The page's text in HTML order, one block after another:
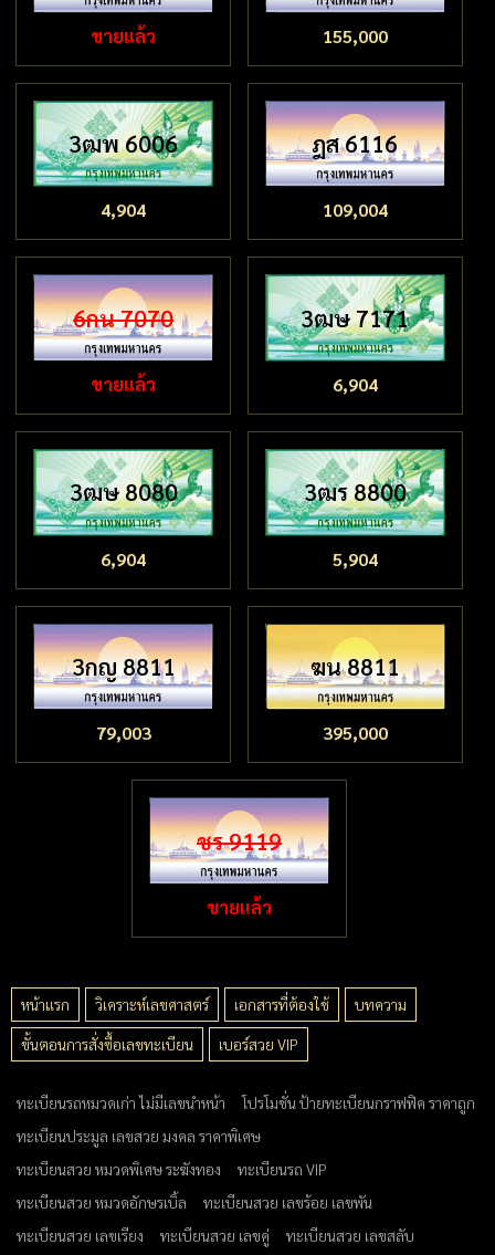
ขายแล้ว 155,000
3ฒพ 6006
4,904
ฎส 6116
109,004
6กน 7070
ขายแล้ว
3ฒษ 7171
6,904
3ฒษ 8080
6,904
3ฒร 8800
5,904
3กญ 8811
79,003
ฆน 8811
395,000
ชร 9119
ขายแล้ว
หน้าแรก วิเคราะห์เลขศาสตร์ เอกสารที่ต้องใช้
บทความ
ขั้นตอนการสั่งซื้อเลขทะเบียน
เบอร์สวย VIP
ทะเบียนรถหมวดเก่า ไม่มีเลขนำหน้า
โปรโมชั่น ป้ายทะเบียนกราฟฟิค ราคาถูก
ทะเบียนประมูล เลขสวย มงคล ราคาพิเศษ
ทะเบียนสวย หมวดพิเศษ ระฆังทอง
ทะเบียนรถ VIP
ทะเบียนสวย หมวดอักษรเบิ้ล
ทะเบียนสวย เลขร้อย เลขพัน
ทะเบียนสวย เลขเรียง
ทะเบียนสวย เลขคู่ ทะเบียนสวย เลขสลับ